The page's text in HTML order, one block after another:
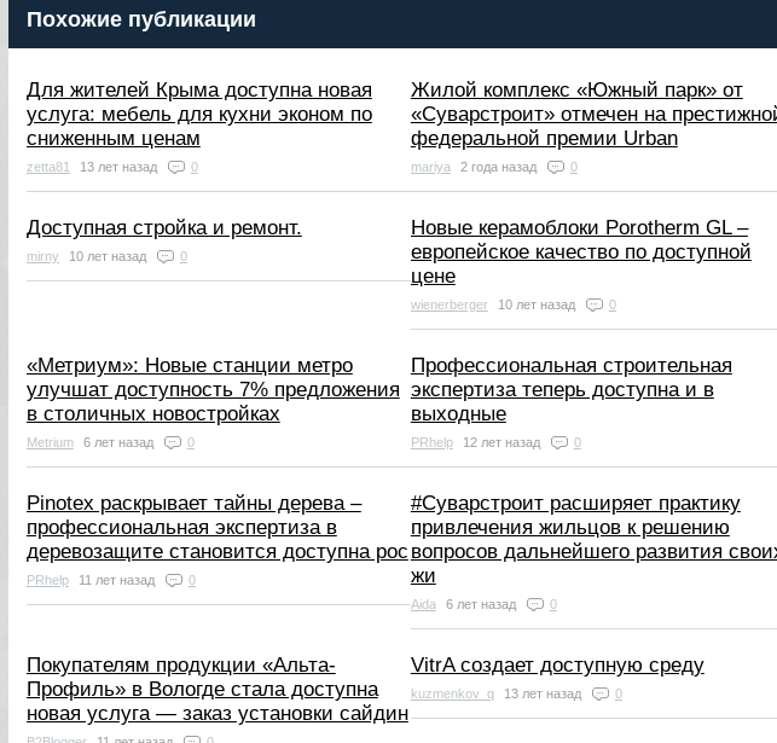
Похожие публикации
Для жителей Крыма доступна новая
услуга: мебель для кухни эконом по
сниженным ценам
zetta81 13 лет назад 0
Жилой комплекс «Южный парк» от
«Суварстроит» отмечен на
федеральной премии Urban
mariya 2 года назад 0
Доступная стройка и ремонт.
mirny 10 лет назад 0
Новые керамоблоки Porotherm GL –
европейское качество по доступной
цене
wienerberger 10 лет назад 0
«Метриум»: Новые станции метро
улучшат доступность 7% предложения
в столичных новостройках
Metrium 6 лет назад 0
Профессиональная строительная
экспертиза теперь доступна и в
выходные
PRhelp 12 лет назад 0
Pinotex раскрывает тайны дерева –
профессиональная экспертиза в
деревозащите становится доступна рос
PRhelp 11 лет назад 0
#Суварстроит расширяет практику
привлечения жильцов к решению
вопросов дальнейшего развития
жи
Aida 6 лет назад 0
Покупателям продукции «Альта-
Профиль» в Вологде стала доступна
новая услуга — заказ установки сайдин
VitrA создает доступную среду
kuzmenkov_q 13 лет назад 0